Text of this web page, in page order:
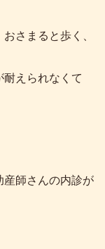
さまると歩く、
えられなくて
産師さんの内診が